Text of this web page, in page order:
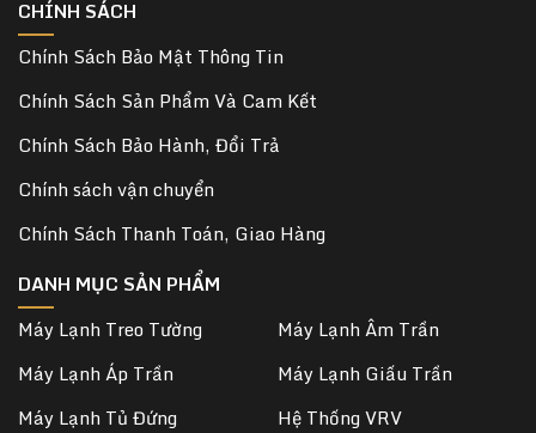
CHÍNH SÁCH
Chính Sách Bảo Mật Thông Tin
Chính Sách Sản Phẩm Và Cam Kết
Chính Sách Bảo Hành, Đổi Trả
Chính sách vận chuyển
Chính Sách Thanh Toán, Giao Hàng
DANH MỤC SẢN PHẨM
Máy Lạnh Treo Tường
Máy Lạnh Âm Trần
Máy Lạnh Áp Trần
Máy Lạnh Giấu Trần
Máy Lạnh Tủ Đứng
Hệ Thống VRV